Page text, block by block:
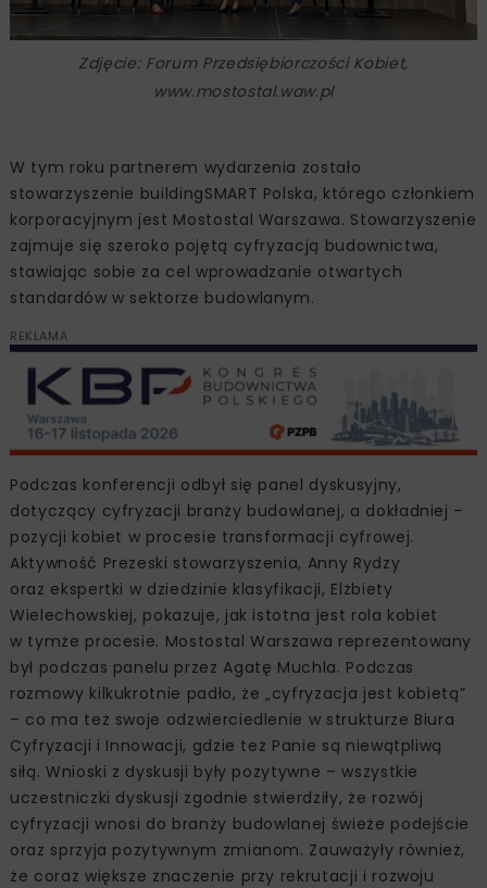
Zdjęcie: Forum Przedsiębiorczości Kobiet,
www.mostostal.waw.pl
W tym roku partnerem wydarzenia zostało
stowarzyszenie buildingSMART Polska, którego członkiem
korporacyjnym jest Mostostal Warszawa. Stowarzyszenie
zajmuje się szeroko pojętą cyfryzacją budownictwa,
stawiając sobie za cel wprowadzanie otwartych
standardów w sektorze budowlanym.
REKLAMA
Podczas konferencji odbył się panel dyskusyjny,
dotyczący cyfryzacji branży budowlanej, a dokładniej –
pozycji kobiet w procesie transformacji cyfrowej.
Aktywność Prezeski stowarzyszenia, Anny Rydzy
oraz ekspertki w dziedzinie klasyfikacji, Elżbiety
Wielechowskiej, pokazuje, jak istotna jest rola kobiet
w tymże procesie. Mostostal Warszawa reprezentowany
był podczas panelu przez Agatę Muchla. Podczas
rozmowy kilkukrotnie padło, że „cyfryzacja jest kobietą”
– co ma też swoje odzwierciedlenie w strukturze Biura
Cyfryzacji i Innowacji, gdzie też Panie są niewątpliwą
siłą. Wnioski z dyskusji były pozytywne – wszystkie
uczestniczki dyskusji zgodnie stwierdziły, że rozwój
cyfryzacji wnosi do branży budowlanej świeże podejście
oraz sprzyja pozytywnym zmianom. Zauważyły również,
że coraz większe znaczenie przy rekrutacji i rozwoju